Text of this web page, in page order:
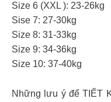
Size 6 (XXL ): 23-26kg
Sise 7: 27-30kg
Size 8: 31-33kg
Size 9: 34-36kg
Size 10: 37-40kg
Những lưu ý để TIẾT